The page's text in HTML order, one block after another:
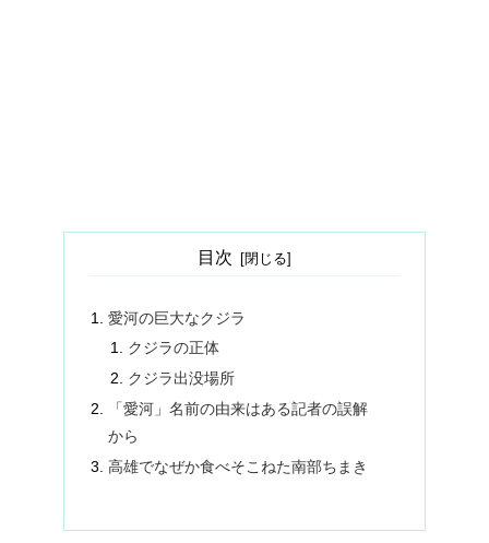
目次
愛河の巨大なクジラ
クジラの正体
クジラ出没場所
「愛河」名前の由来はある記者の誤解
から
高雄でなぜか食べそこねた南部ちまき